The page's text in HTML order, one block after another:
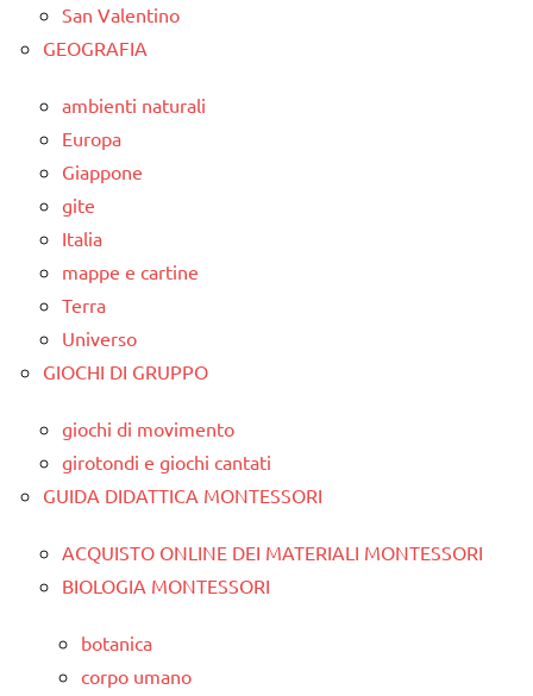
San Valentino
GEOGRAFIA
ambienti naturali
Europa
Giappone
gite
Italia
mappe e cartine
Terra
Universo
GIOCHI DI GRUPPO
giochi di movimento
girotondi e giochi cantati
GUIDA DIDATTICA MONTESSORI
ACQUISTO ONLINE DEI MATERIALI MONTESSORI
BIOLOGIA MONTESSORI
botanica
corpo umano